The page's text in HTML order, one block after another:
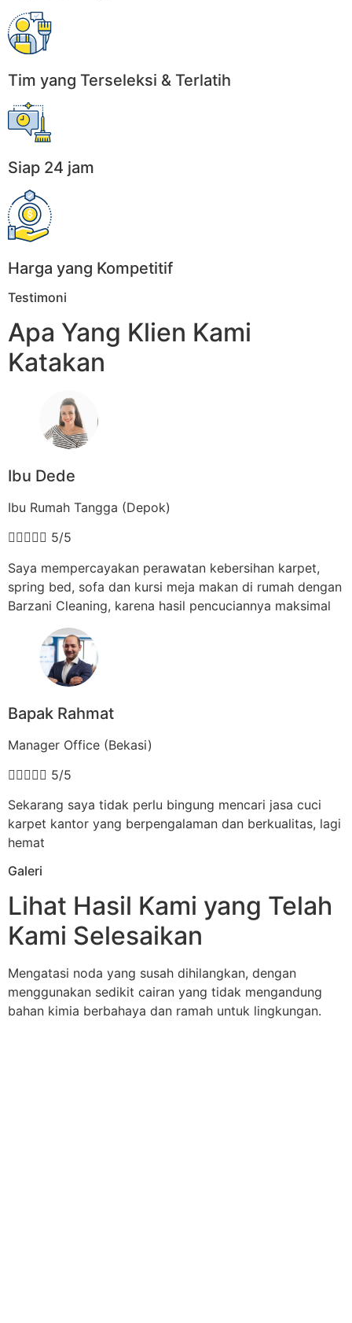
Tim yang Terseleksi & Terlatih
Siap 24 jam
Harga yang Kompetitif
Testimoni
Apa Yang Klien Kami
Katakan
Ibu Dede
Ibu Rumah Tangga (Depok)
 5/5
Saya mempercayakan perawatan kebersihan karpet,
spring bed, sofa dan kursi meja makan di rumah dengan
Barzani Cleaning, karena hasil pencuciannya maksimal
Bapak Rahmat
Manager Office (Bekasi)
 5/5
Sekarang saya tidak perlu bingung mencari jasa cuci
karpet kantor yang berpengalaman dan berkualitas, lagi
hemat
Galeri
Lihat Hasil Kami yang Telah
Kami Selesaikan
Mengatasi noda yang susah dihilangkan, dengan
menggunakan sedikit cairan yang tidak mengandung
bahan kimia berbahaya dan ramah untuk lingkungan.